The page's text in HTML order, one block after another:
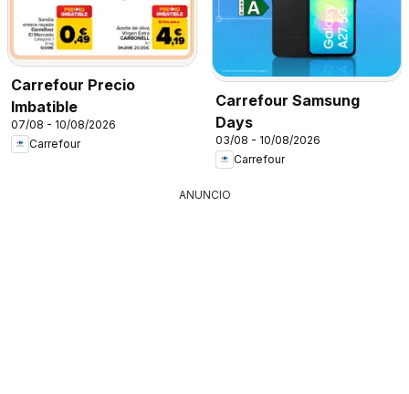
Carrefour Precio
Imbatible
07/08 - 10/08/2026
Carrefour
Carrefour Samsung
Days
03/08 - 10/08/2026
Carrefour
ANUNCIO